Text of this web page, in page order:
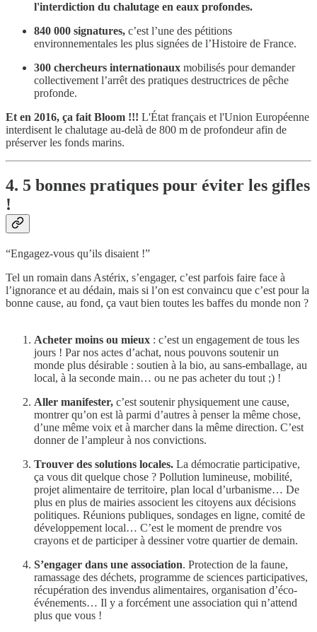
l'interdiction du chalutage en eaux profondes.
840 000 signatures, c’est l’une des pétitions
environnementales les plus signées de l’Histoire de France.
300 chercheurs internationaux mobilisés pour demander
collectivement l’arrêt des pratiques destructrices de pêche
profonde.
Et en 2016, ça fait Bloom !!! L'État français et l'Union Européenne
interdisent le chalutage au-delà de 800 m de profondeur afin de
préserver les fonds marins.
4. 5 bonnes pratiques pour éviter les gifles
!
“Engagez-vous qu’ils disaient !”
Tel un romain dans Astérix, s’engager, c’est parfois faire face à
l’ignorance et au dédain, mais si l’on est convaincu que c’est pour la
bonne cause, au fond, ça vaut bien toutes les baffes du monde non ?
Acheter moins ou mieux : c’est un engagement de tous les
jours ! Par nos actes d’achat, nous pouvons soutenir un
monde plus désirable : soutien à la bio, au sans-emballage, au
local, à la seconde main… ou ne pas acheter du tout ;) !
Aller manifester, c’est soutenir physiquement une cause,
montrer qu’on est là parmi d’autres à penser la même chose,
d’une même voix et à marcher dans la même direction. C’est
donner de l’ampleur à nos convictions.
Trouver des solutions locales. La démocratie participative,
ça vous dit quelque chose ? Pollution lumineuse, mobilité,
projet alimentaire de territoire, plan local d’urbanisme… De
plus en plus de mairies associent les citoyens aux décisions
politiques. Réunions publiques, sondages en ligne, comité de
développement local… C’est le moment de prendre vos
crayons et de participer à dessiner votre quartier de demain.
S’engager dans une association. Protection de la faune,
ramassage des déchets, programme de sciences participatives,
récupération des invendus alimentaires, organisation d’éco-
événements… Il y a forcément une association qui n’attend
plus que vous !